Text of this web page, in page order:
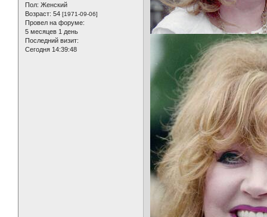
Пол: Женский
Возраст: 54 [1971-09-06]
Провел на форуме:
5 месяцев 1 день
Последний визит:
Сегодня 14:39:48